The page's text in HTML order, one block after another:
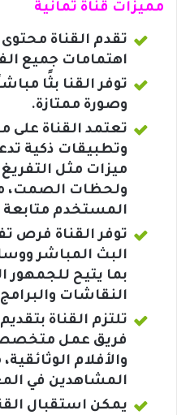
مميزات قناة ثمانية
تقدم القناة
اهتمامات جميع
توفر القنا بثًا
وصورة ممتازة.
تعتمد القناة
وتطبيقات ذكية
ميزات مثل
ولحظات الصمت،
المستخدم متابعة
توفر القناة فرص
البث المباشر
بما يتيح
النقاشات
تلتزم القناة
فريق عمل متخصص
والأفلام
المشاهدين في
يمكن استقبال